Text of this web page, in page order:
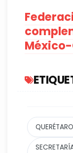
QUERÉTARO